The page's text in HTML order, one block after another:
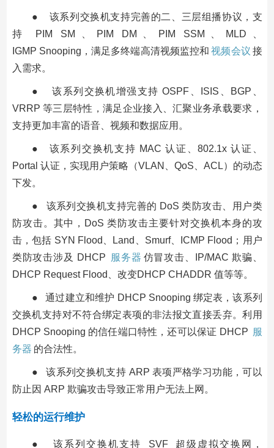
● 该系列交换机支持完善的二、三层组播协议，支
持 PIM SM、PIM DM、PIM SSM、MLD、
IGMP Snooping，满足多终端高清视频监控和 视频会议 接
入需求。
● 该系列交换机增强支持 OSPF、ISIS、BGP、
VRRP 等三层特性，满足企业接入、汇聚业务承载要求，
支持更加丰富的语音、视频和数据应用。
● 该系列交换机支持 MAC 认证、802.1x 认证、
Portal 认证，实现用户策略（VLAN、QoS、ACL）的动态
下发。
● 该系列交换机支持完善的 DoS 类防攻击、用户类
防攻击。其中，DoS 类防攻击主要针对交换机本身的攻
击，包括 SYN Flood、Land、Smurf、ICMP Flood；用户
类防攻击涉及 DHCP
服务器 仿冒攻击、IP/MAC 欺骗、
DHCP Request Flood、改变DHCP CHADDR 值等等。
● 通过建立和维护 DHCP Snooping 绑定表，该系列
交换机支持对不符合绑定表项的非法报文直接丢弃。利用
DHCP Snooping 的信任端口特性，还可以保证 DHCP 服
务器 的合法性。
● 该系列交换机支持 ARP 表项严格学习功能，可以
防止因 ARP 欺骗攻击导致正常用户无法上网。
轻松的运行维护
● 该系列交换机支持 SVF 超级虚拟交换网，